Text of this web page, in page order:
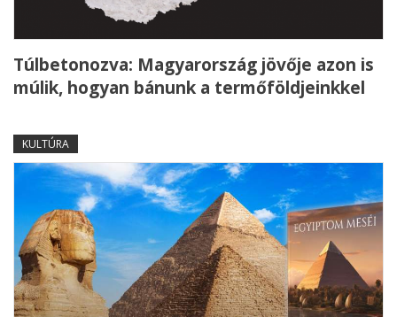
Túlbetonozva: Magyarország jövője azon is
múlik, hogyan bánunk a termőföldjeinkkel
KULTÚRA